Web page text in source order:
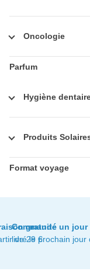
Oncologie
Parfum
Hygiène
Produits
Format voyage
gratuite
de 29 €
Commandé un
livré le prochain jour